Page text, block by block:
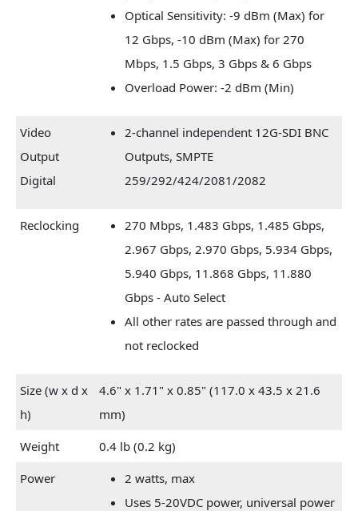
Optical Sensitivity: -9 dBm (Max) for
12 Gbps, -10 dBm (Max) for 270
Mbps, 1.5 Gbps, 3 Gbps & 6 Gbps
Overload Power: -2 dBm (Min)
Video
Output
Digital
2-channel independent 12G-SDI BNC
Outputs, SMPTE
259/292/424/2081/2082
Reclocking
270 Mbps, 1.483 Gbps, 1.485 Gbps,
2.967 Gbps, 2.970 Gbps, 5.934 Gbps,
5.940 Gbps, 11.868 Gbps, 11.880
Gbps - Auto Select
All other rates are passed through and
not reclocked
Size (w x d x
h)
4.6" x 1.71" x 0.85" (117.0 x 43.5 x 21.6
mm)
Weight
0.4 lb (0.2 kg)
Power
2 watts, max
Uses 5-20VDC power, universal power